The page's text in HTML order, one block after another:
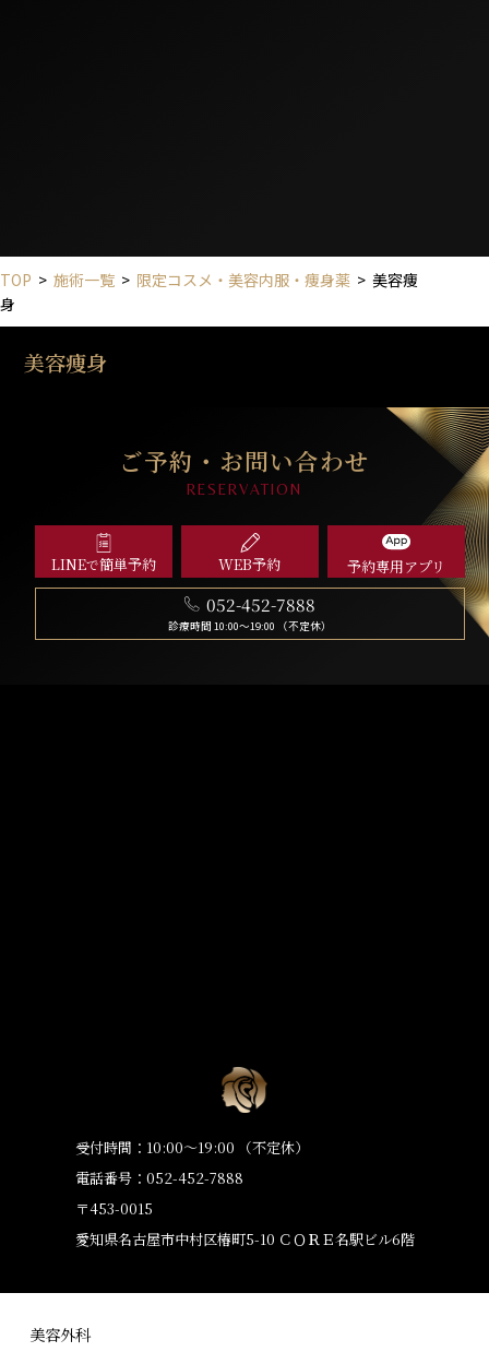
TOP > 施術一覧 > 限定コスメ・美容内服・痩身薬 > 美容痩
身
美容痩身
ご予約・お問い合わせ
RESERVATION
LINEで簡単予約 WEB予約 予約専用アプリ
052-452-7888
診療時間 10:00〜19:00 （不定休）
受付時間：10:00〜19:00 （不定休）
電話番号：052-452-7888
〒453-0015
愛知県名古屋市中村区椿町5-10 ＣＯＲＥ名駅ビル6階
美容外科